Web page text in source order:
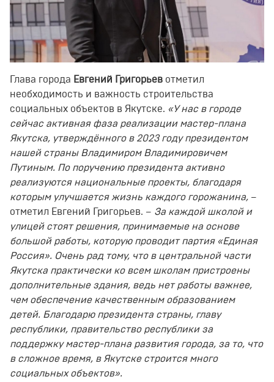
Глава города Евгений Григорьев отметил
необходимость и важность строительства
социальных объектов в Якутске. «У нас в городе
сейчас активная фаза реализации мастер-плана
Якутска, утверждённого в 2023 году президентом
нашей страны Владимиром Владимировичем
Путиным. По поручению президента активно
реализуются национальные проекты, благодаря
которым улучшается жизнь каждого горожанина, –
отметил Евгений Григорьев. – За каждой школой и
улицей стоят решения, принимаемые на основе
большой работы, которую проводит партия «Единая
Россия». Очень рад тому, что в центральной части
Якутска практически ко всем школам пристроены
дополнительные здания, ведь нет работы важнее,
чем обеспечение качественным образованием
детей. Благодарю президента страны, главу
республики, правительство республики за
поддержку мастер-плана развития города, за то, что
в сложное время, в Якутске строится много
социальных объектов».